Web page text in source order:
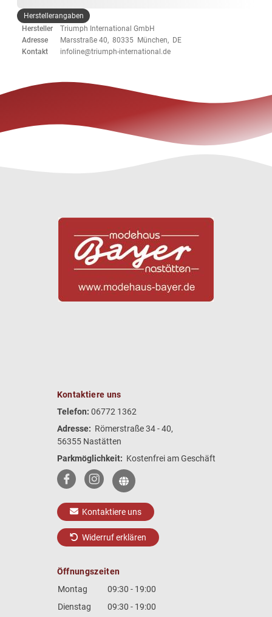
Herstellerangaben
Hersteller
Triumph International GmbH
Adresse
Marsstraße 40, 80335 München, DE
Kontakt
infoline@triumph-international.de
Kontaktiere uns
Telefon: 06772 1362
Adresse: Römerstraße 34 - 40,
56355 Nastätten
Parkmöglichkeit: Kostenfrei am Geschäft
Kontaktiere uns
Widerruf erklären
Öffnungszeiten
Montag
09:30 - 19:00
Dienstag
09:30 - 19:00